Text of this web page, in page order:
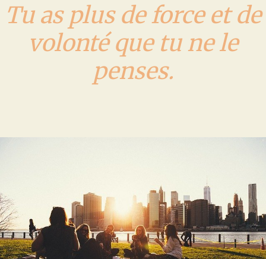
Tu as plus de force et de
volonté que tu ne le
penses.